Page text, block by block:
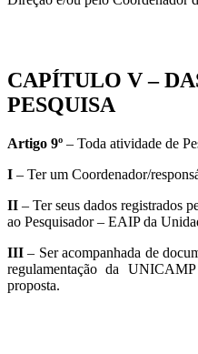
CAPÍTULO V –
PESQUISA
Artigo 9º – Toda atividade de
I – Ter um Coordenador/
II – Ter seus dados registrados
ao Pesquisador – EAIP da
III – Ser acompanhada de
regulamentação da
proposta.